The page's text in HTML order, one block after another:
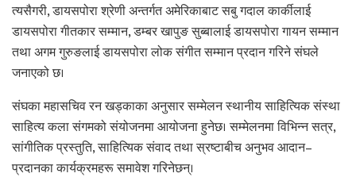
त्यसैगरी, डायसपोरा श्रेणी अन्तर्गत अमेरिकाबाट सबु गदाल कार्कीलाई
डायसपोरा गीतकार सम्मान, डम्बर खापुङ सुब्बालाई डायसपोरा गायन सम्मान
तथा अगम गुरुङलाई डायसपोरा लोक संगीत सम्मान प्रदान गरिने संघले
जनाएको छ।
संघका महासचिव रन खड्काका अनुसार सम्मेलन स्थानीय साहित्यिक संस्था
साहित्य कला संगमको संयोजनमा आयोजना हुनेछ। सम्मेलनमा विभिन्न सत्र,
सांगीतिक प्रस्तुति, साहित्यिक संवाद तथा स्रष्टाबीच अनुभव आदान–
प्रदानका कार्यक्रमहरू समावेश गरिनेछन्।